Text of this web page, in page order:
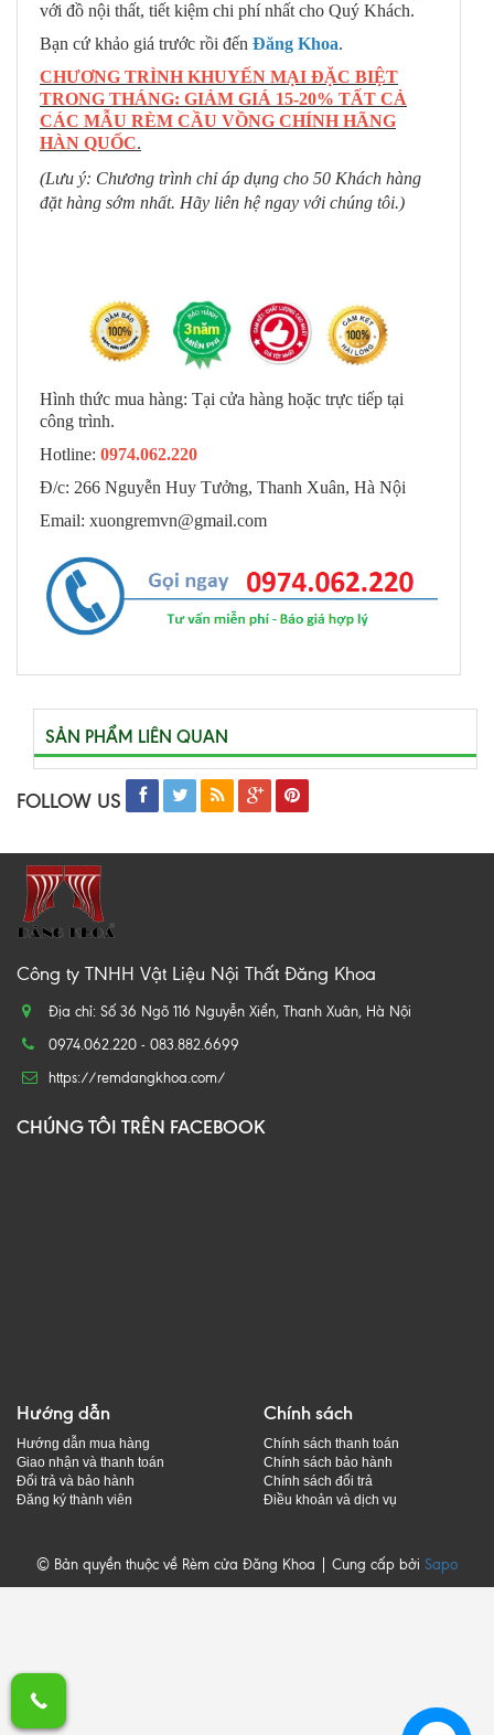
với đồ nội thất, tiết kiệm chi phí nhất cho Quý Khách.
Bạn cứ khảo giá trước rồi đến Đăng Khoa.
CHƯƠNG TRÌNH KHUYẾN MẠI ĐẶC BIỆT
TRONG THÁNG: GIẢM GIÁ 15-20% TẤT CẢ
CÁC MẪU RÈM CẦU VỒNG CHÍNH HÃNG
HÀN QUỐC.
(Lưu ý: Chương trình chỉ áp dụng cho 50 Khách hàng
đặt hàng sớm nhất. Hãy liên hệ ngay với chúng tôi.)
Hình thức mua hàng: Tại cửa hàng hoặc trực tiếp tại
công trình.
Hotline: 0974.062.220
Đ/c: 266 Nguyễn Huy Tưởng, Thanh Xuân, Hà Nội
Email: xuongremvn@gmail.com
SẢN PHẨM LIÊN QUAN
FOLLOW US
Công ty TNHH Vật Liệu Nội Thất Đăng Khoa
Địa chỉ: Số 36 Ngõ 116 Nguyễn Xiển, Thanh Xuân, Hà Nội
0974.062.220 - 083.882.6699
https://remdangkhoa.com/
CHÚNG TÔI TRÊN FACEBOOK
Hướng dẫn
Hướng dẫn mua hàng
Giao nhận và thanh toán
Đổi trả và bảo hành
Đăng ký thành viên
Chính sách
Chính sách thanh toán
Chính sách bảo hành
Chính sách đổi trả
Điều khoản và dịch vụ
© Bản quyền thuộc về Rèm cửa Đăng Khoa | Cung cấp bởi Sapo